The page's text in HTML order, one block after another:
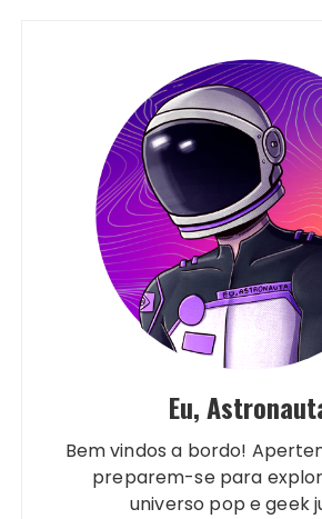
Eu,
Bem vindos a bordo!
preparem-se para
universo pop e geek